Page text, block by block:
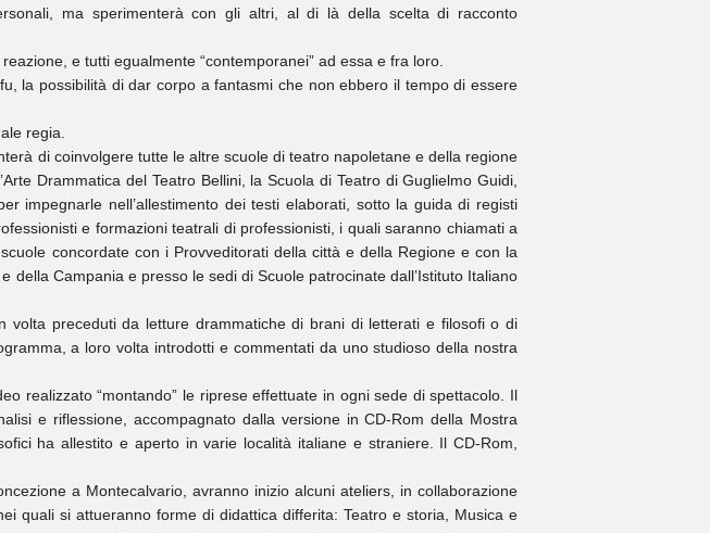
ma sperimenterà con gli altri, al di là della scelta di racconto
e tutti egualmente “contemporanei” ad essa e fra loro.
la possibilità di dar corpo a fantasmi che non ebbero il tempo di essere
regia.
di coinvolgere tutte le altre scuole di teatro napoletane e della regione
Drammatica del Teatro Bellini, la Scuola di Teatro di Guglielmo Guidi,
impegnarle nell’allestimento dei testi elaborati, sotto la guida di registi
e formazioni teatrali di professionisti, i quali saranno chiamati a
concordate con i Provveditorati della città e della Regione e con la
Campania e presso le sedi di Scuole patrocinate dall’Istituto Italiano
preceduti da letture drammatiche di brani di letterati e filosofi o di
a loro volta introdotti e commentati da uno studioso della nostra
realizzato “montando” le riprese effettuate in ogni sede di spettacolo. Il
e riflessione, accompagnato dalla versione in CD-Rom della Mostra
ha allestito e aperto in varie località italiane e straniere. Il CD-Rom,
a Montecalvario, avranno inizio alcuni ateliers, in collaborazione
quali si attueranno forme di didattica differita: Teatro e storia, Musica e